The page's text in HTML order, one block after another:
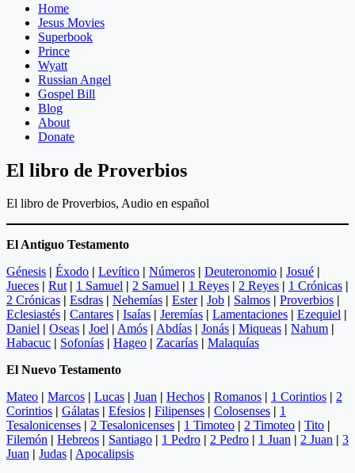
Home
Jesus Movies
Superbook
Prince
Wyatt
Russian Angel
Gospel Bill
Blog
About
Donate
El libro de Proverbios
El libro de Proverbios, Audio en español
El Antiguo Testamento
Génesis | Éxodo | Levítico | Números | Deuteronomio | Josué |
Jueces | Rut | 1 Samuel | 2 Samuel | 1 Reyes | 2 Reyes | 1 Crónicas |
2 Crónicas | Esdras | Nehemías | Ester | Job | Salmos | Proverbios |
Eclesiastés | Cantares | Isaías | Jeremías | Lamentaciones | Ezequiel |
Daniel | Oseas | Joel | Amós | Abdías | Jonás | Miqueas | Nahum |
Habacuc | Sofonías | Hageo | Zacarías | Malaquías
El Nuevo Testamento
Mateo | Marcos | Lucas | Juan | Hechos | Romanos | 1 Corintios | 2
Corintios | Gálatas | Efesios | Filipenses | Colosenses | 1
Tesalonicenses | 2 Tesalonicenses | 1 Timoteo | 2 Timoteo | Tito |
Filemón | Hebreos | Santiago | 1 Pedro | 2 Pedro | 1 Juan | 2 Juan | 3
Juan | Judas | Apocalipsis